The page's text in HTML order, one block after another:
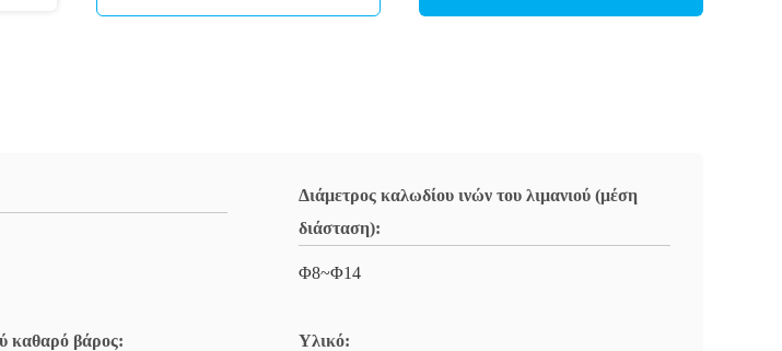
Διάμετρος καλωδίου ινών του λιμανιού (μέση
διάσταση):
Φ8~Φ14
καθαρό βάρος: Υλικό: